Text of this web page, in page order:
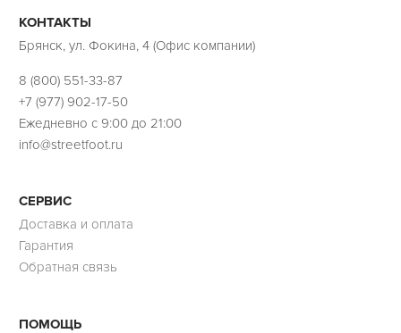
КОНТАКТЫ
Брянск, ул. Фокина, 4 (Офис компании)
8 (800) 551-33-87
+7 (977) 902-17-50
Ежедневно с 9:00 до 21:00
info@streetfoot.ru
СЕРВИС
Доставка и оплата
Гарантия
Обратная связь
ПОМОЩЬ